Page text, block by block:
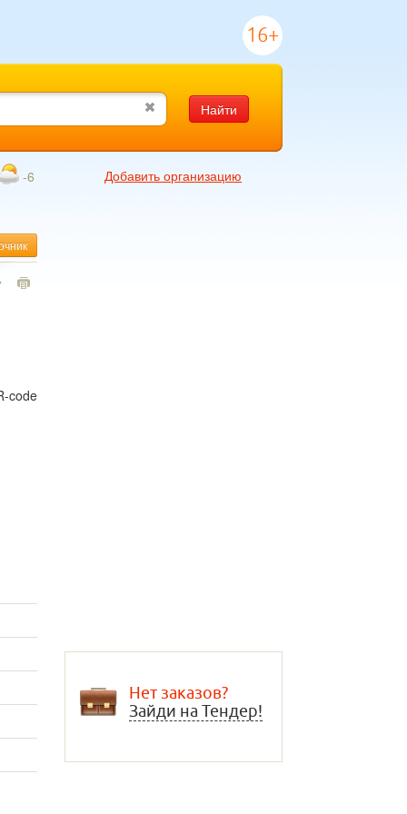
16+
Найти
-6
Добавить организацию
Нет заказов?
Зайди на Тендер!